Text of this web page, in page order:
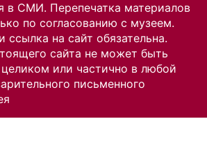
в СМИ. Перепечатка материалов
по согласованию с музеем.
ссылка на сайт обязательна.
сайта не может быть
или частично в любой
письменного